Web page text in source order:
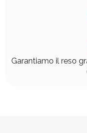
Garantiamo il reso